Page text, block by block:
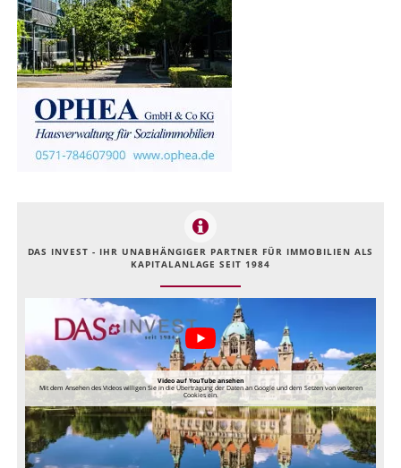
DAS INVEST - IHR UNABHÄNGIGER PARTNER FÜR IMMOBILIEN ALS
KAPITALANLAGE SEIT 1984
Video auf YouTube ansehen
Mit dem Ansehen des Videos willigen Sie in die Übertragung der Daten an Google und dem Setzen von weiteren
Cookies ein.